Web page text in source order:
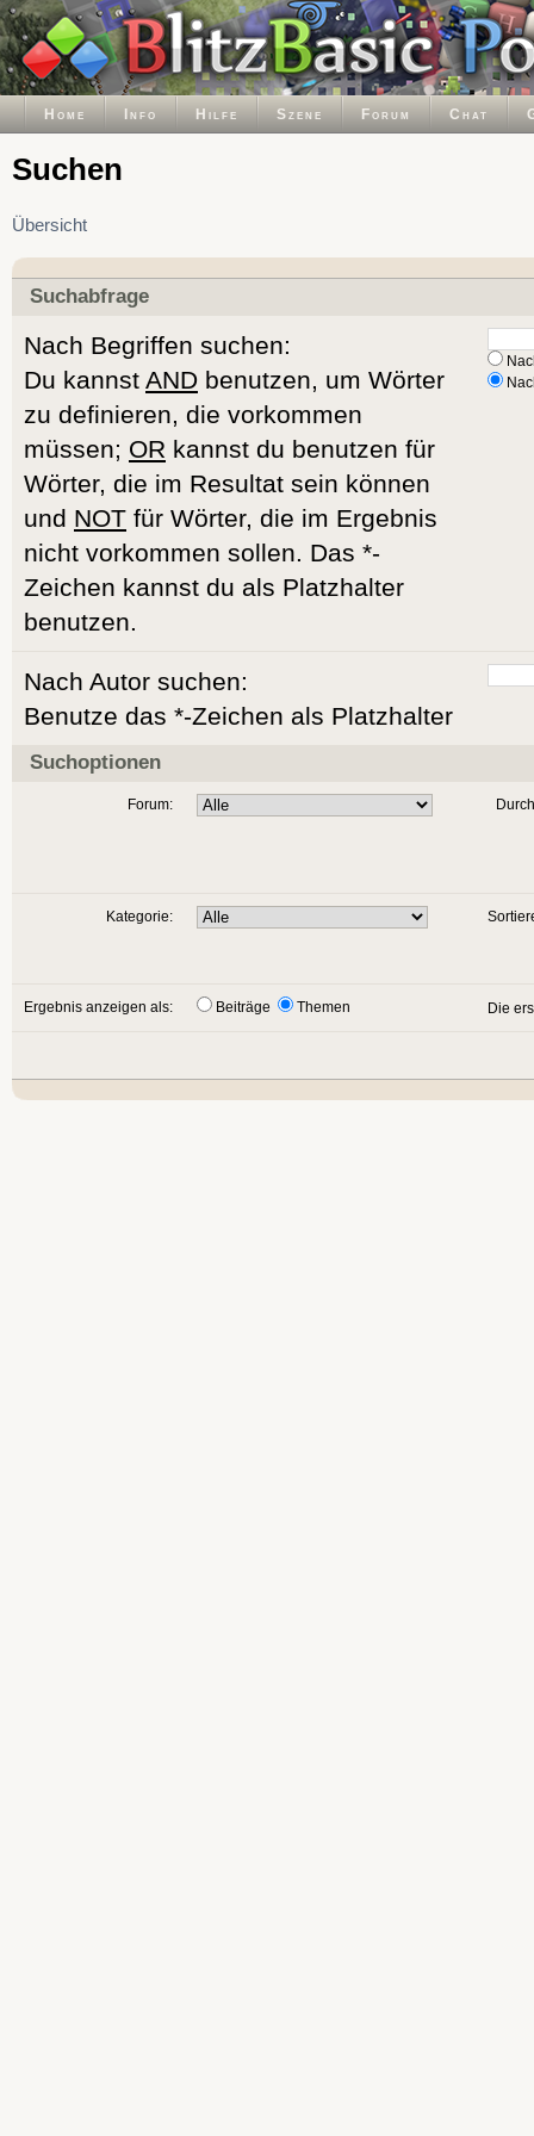
Home Info Hilfe Szene Forum Chat
Suchen
Übersicht
Suchabfrage
Nach Begriffen suchen:
Du kannst AND benutzen, um Wörter
zu definieren, die vorkommen
müssen; OR kannst du benutzen für
Wörter, die im Resultat sein können
und NOT für Wörter, die im Ergebnis
nicht vorkommen sollen. Das *-
Zeichen kannst du als Platzhalter
benutzen.
Nach Autor suchen:
Benutze das *-Zeichen als Platzhalter
Suchoptionen
Forum:
Kategorie:
Ergebnis anzeigen als: Beiträge Themen Die